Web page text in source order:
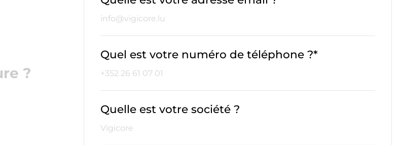
?
Quel est votre numéro de téléphone ?*
Quelle est votre société ?